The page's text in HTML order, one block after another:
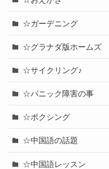
☆ガーデニング
☆グラナダ版ホームズ
☆サイクリング♪
☆パニック障害の事
☆ボクシング
☆中国語の話題
☆中国語レッスン